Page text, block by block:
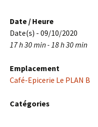
Date / Heure
Date(s) - 09/10/2020
17 h 30 min - 18 h 30 min
Emplacement
Café-Epicerie Le PLAN B
Catégories